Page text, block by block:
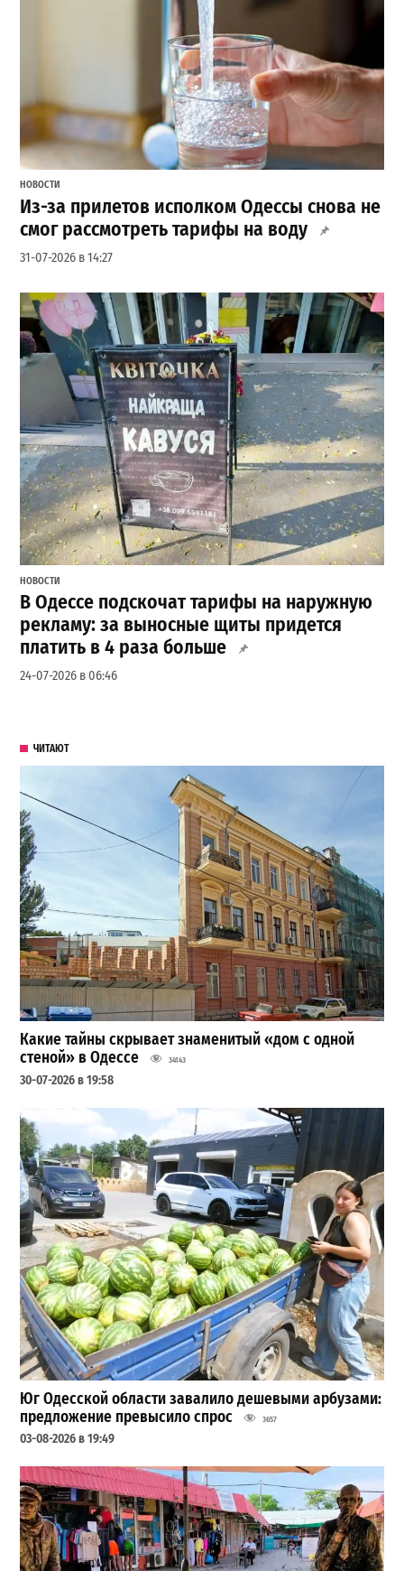
НОВОСТИ
Из-за прилетов исполком Одессы снова не
смог рассмотреть тарифы на воду
31-07-2026 в 14:27
НОВОСТИ
В Одессе подскочат тарифы на наружную
рекламу: за выносные щиты придется
платить в 4 раза больше
24-07-2026 в 06:46
ЧИТАЮТ
Какие тайны скрывает знаменитый «дом с одной
стеной» в Одессе
34143
30-07-2026 в 19:58
Юг Одесской области завалило дешевыми арбузами:
предложение превысило спрос
3657
03-08-2026 в 19:49